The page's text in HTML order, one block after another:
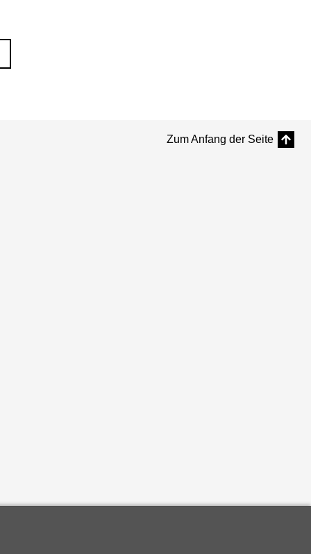
Zum Anfang der Seite